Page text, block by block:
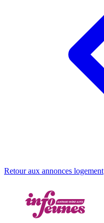
Retour aux annonces logement